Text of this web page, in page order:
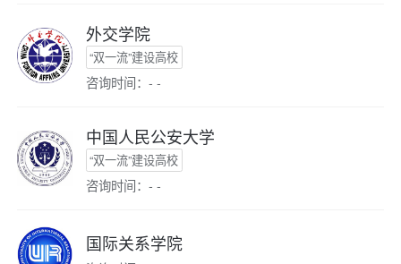
外交学院
“双一流”建设高校
咨询时间：- -
中国人民公安大学
“双一流”建设高校
咨询时间：- -
国际关系学院